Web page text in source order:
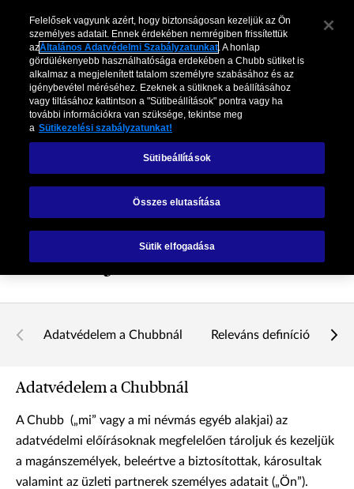
Chubb Általános
Adatvédelmi
Szabályzat
Adatvédelem a Chubbnál Releváns definíciók
Adatvédelem a Chubbnál
A Chubb („mi” vagy a mi névmás egyéb alakjai) az
adatvédelmi előírásoknak megfelelően tároljuk és kezeljük
a magánszemélyek, beleértve a biztosítottak, károsultak
valamint az üzleti partnerek személyes adatait („Ön”).
Felelősek vagyunk azért, hogy biztonságosan kezeljük az Ön
személyes adatait. Ennek érdekében nemrégiben frissítettük
azÁltalános Adatvédelmi Szabályzatunkat. A honlap
gördülékenyebb használhatósága erdekében a Chubb sütiket is
alkalmaz a megjelenített tatalom személyre szabásához és az
igénybevétel méréséhez. Ezeknek a sütiknek a beállításához
vagy tiltásához kattintson a "Sütibeállítások" pontra vagy ha
további információkra van szüksége, tekintse meg
a Sütikezelési szabályzatunkat!
Sütibeállítások
Összes elutasítása
Sütik elfogadása